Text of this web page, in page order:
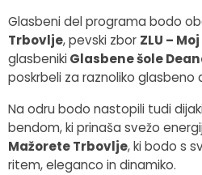
Glasbeni del programa bodo
Trbovlje, pevski zbor ZLU –
glasbeniki Glasbene šole
poskrbeli za raznoliko glasbeno
Na odru bodo nastopili tudi dijaki
bendom, ki prinaša svežo
Mažorete Trbovlje, ki bodo s
ritem, eleganco in dinamiko.